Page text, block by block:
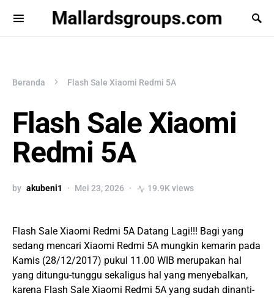
Mallardsgroups.com
Beranda Flash Sale Xiaomi Redmi 5A
Flash Sale Xiaomi
Redmi 5A
by akubeni1 Mei 23, 2026 19.9K views
Flash Sale Xiaomi Redmi 5A Datang Lagi!!! Bagi yang
sedang mencari Xiaomi Redmi 5A mungkin kemarin pada
Kamis (28/12/2017) pukul 11.00 WIB merupakan hal
yang ditungu-tunggu sekaligus hal yang menyebalkan,
karena Flash Sale Xiaomi Redmi 5A yang sudah dinanti-